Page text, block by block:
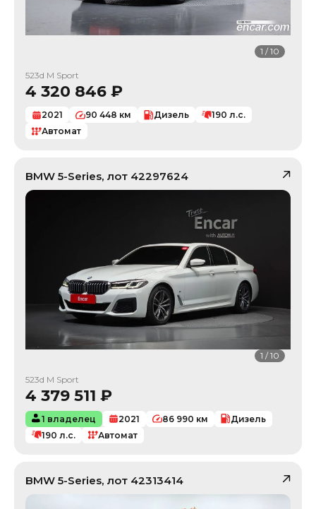
1 /10
523d M Sport
4 320 846 ₽
2021 90 448 км Дизель 190 л.с.
Автомат
BMW 5-Series, лот 42297624
1 /10
523d M Sport
4 379 511 ₽
1 владелец 2021 86 990 км
Дизель
190 л.с. Автомат
BMW 5-Series, лот 42313414